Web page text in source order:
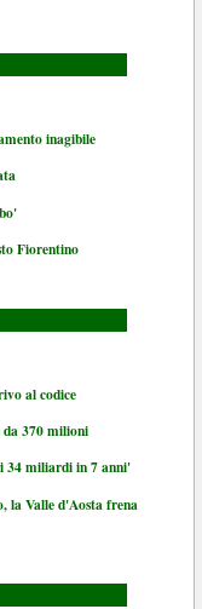
inagibile
Fiorentino
al codice
da 370 milioni
34 miliardi in 7 anni'
la Valle d'Aosta frena